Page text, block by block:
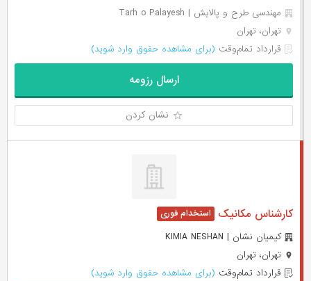
مهندسی طرح و پالایش | Tarh o Palayesh
تهران، تهران
قرارداد تمام‌وقت (برای مشاهده حقوق وارد شوید)
ارسال رزومه
نشان کردن
کارشناس مکانیک
کیمیان نشان | KIMIA NESHAN
تهران، تهران
قرارداد تمام‌وقت (برای مشاهده حقوق وارد شوید)